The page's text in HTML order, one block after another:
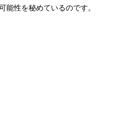
能性を秘めているのです。